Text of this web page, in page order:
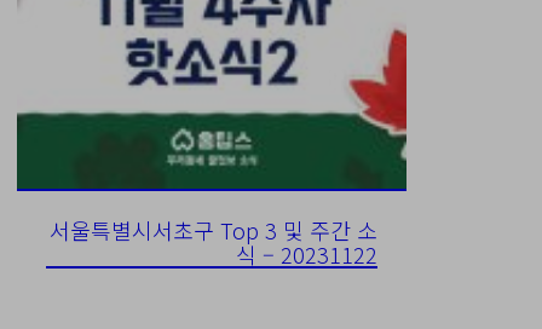
서울특별시서초구 Top 3 및 주간 소
식 – 20231122